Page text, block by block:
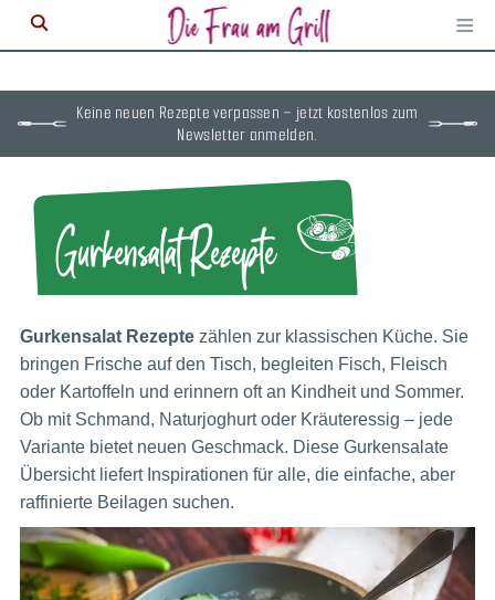
≡
Keine neuen Rezepte verpassen – jetzt kostenlos zum
Newsletter anmelden.
Gurkensalat Rezepte
Gurkensalat Rezeptezählen zur klassischen Küche. Sie
bringen Frische auf den Tisch, begleiten Fisch, Fleisch
oder Kartoffeln und erinnern oft an Kindheit und Sommer.
Ob mit Schmand, Naturjoghurt oder Kräuteressig – jede
Variante bietet neuen Geschmack. Diese Gurkensalate
Übersicht liefert Inspirationen für alle, die einfache, aber
raffinierte Beilagen suchen.